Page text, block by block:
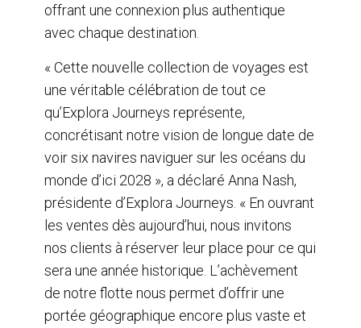
offrant une connexion plus authentique
avec chaque destination.
« Cette nouvelle collection de voyages est
une véritable célébration de tout ce
qu’Explora Journeys représente,
concrétisant notre vision de longue date de
voir six navires naviguer sur les océans du
monde d’ici 2028 », a déclaré Anna Nash,
présidente d’Explora Journeys. « En ouvrant
les ventes dès aujourd’hui, nous invitons
nos clients à réserver leur place pour ce qui
sera une année historique. L’achèvement
de notre flotte nous permet d’offrir une
portée géographique encore plus vaste et